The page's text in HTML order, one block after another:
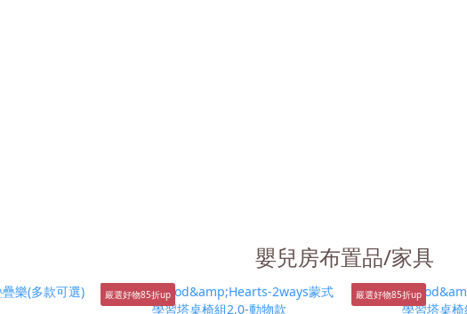
嬰兒房布置品/家具
嚴選好物85折up 嚴選好物85折up